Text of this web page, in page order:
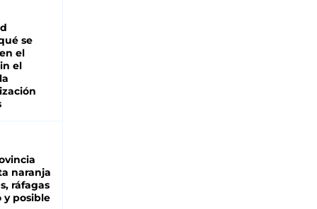
se
el
el
naranja
ráfagas
y posible